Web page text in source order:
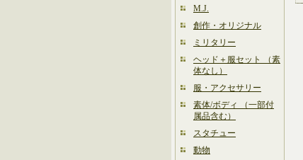
M.J.
創作・オリジナル
ミリタリー
ヘッド＋服セット （素
体なし）
服・アクセサリー
素体/ボディ （一部付
属品含む）
スタチュー
動物